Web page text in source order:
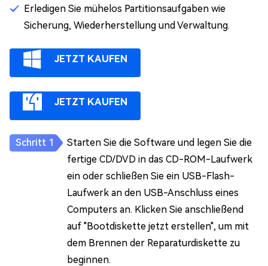
Erledigen Sie mühelos Partitionsaufgaben wie
Sicherung, Wiederherstellung und Verwaltung.
JETZT KAUFEN
JETZT KAUFEN
Starten Sie die Software und legen Sie die
fertige CD/DVD in das CD-ROM-Laufwerk
ein oder schließen Sie ein USB-Flash-
Laufwerk an den USB-Anschluss eines
Computers an. Klicken Sie anschließend
auf "Bootdiskette jetzt erstellen", um mit
dem Brennen der Reparaturdiskette zu
beginnen.